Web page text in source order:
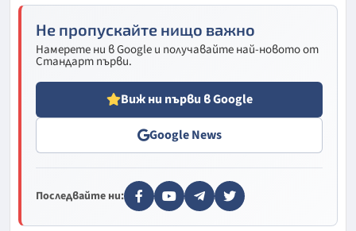
Не пропускайте нищо важно
Намерете ни в Google и получавайте най-новото от
Стандарт първи.
Виж ни първи в Google
Google News
Последвайте ни: